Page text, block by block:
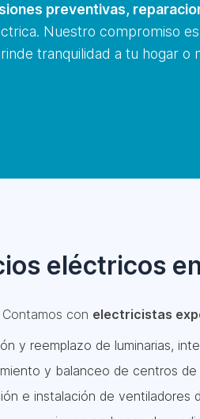
preventivas,
Nuestro compromiso
tranquilidad a tu hogar
eléctricos
Contamos con electricistas
y reemplazo de luminarias,
y balanceo de centros
e instalación de ventiladores